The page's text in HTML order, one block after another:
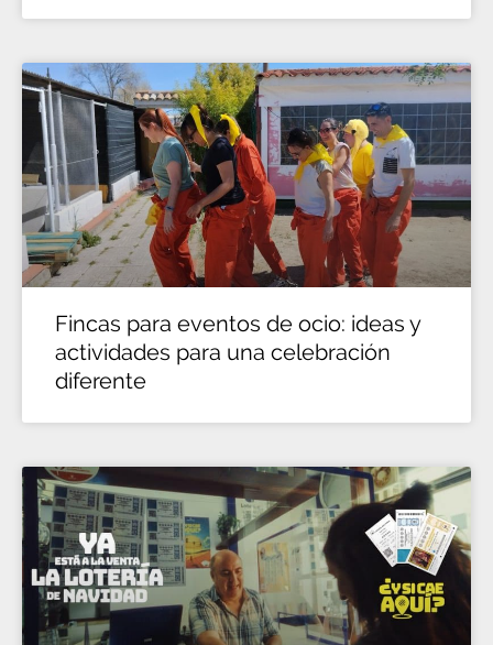
Fincas para eventos de ocio: ideas y
actividades para una celebración
diferente